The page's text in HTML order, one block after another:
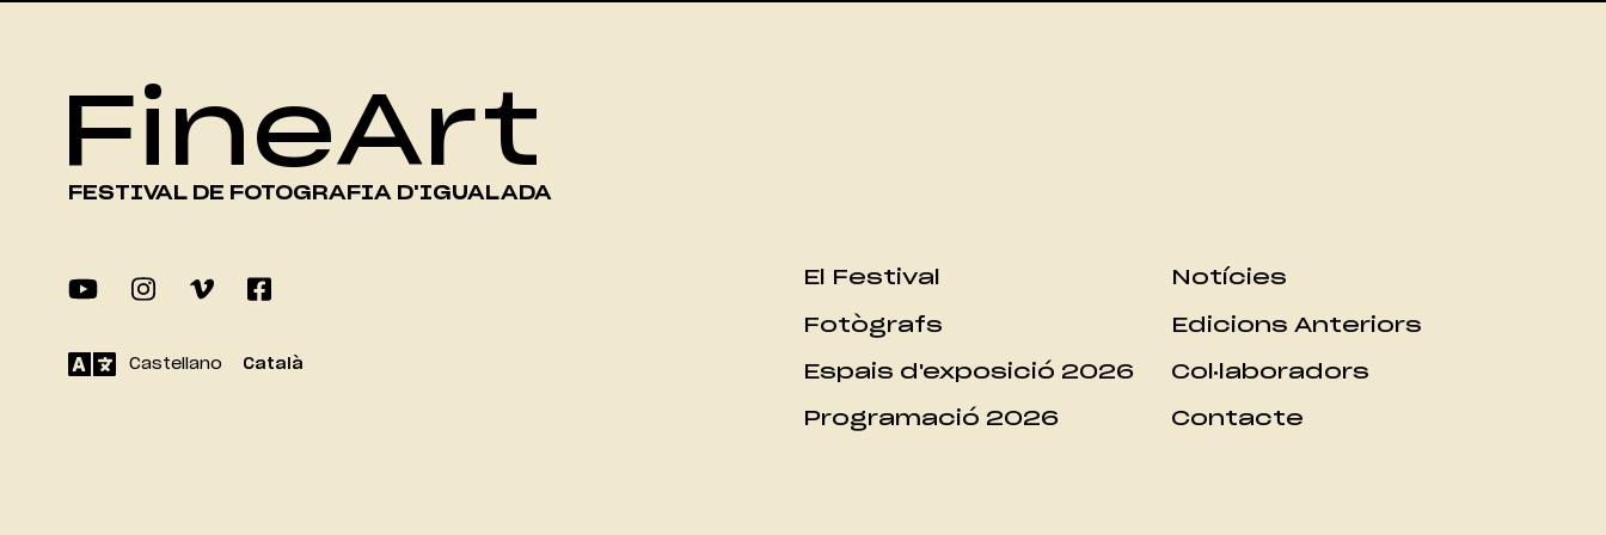
FineArt
FESTIVAL DE FOTOGRAFIA D'IGUALADA
Castellano Català
El Festival
Fotògrafs
Espais d'exposició 2026
Programació 2026
Notícies
Edicions Anteriors
Col·laboradors
Contacte